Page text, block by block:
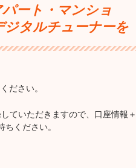
ート・マンショ
ジタルチューナーを
ださい。
ていただきますので、口座情報＋
ください。